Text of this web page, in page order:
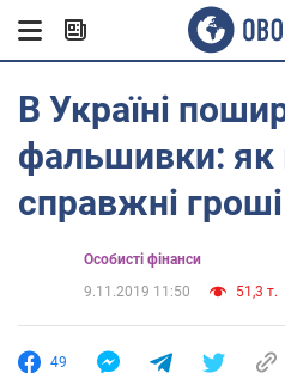
В Україні
фальшивки: як
справжні гроші
Особисті фінанси
9.11.2019 11:50
51,3 т.
49